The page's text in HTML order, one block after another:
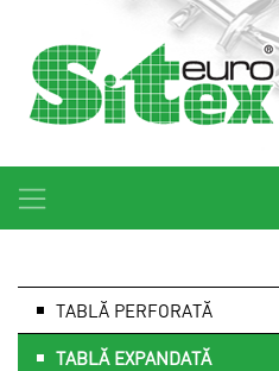
TABLĂ PERFORATĂ
TABLĂ EXPANDATĂ